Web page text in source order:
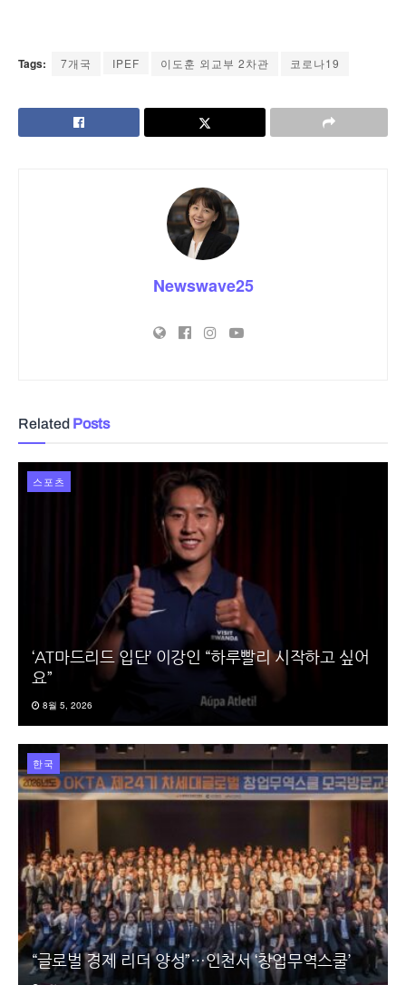
Tags: 7개국 IPEF 이도훈 외교부 2차관 코로나19
Newswave25
Related Posts
스포츠
‘AT마드리드 입단’ 이강인 “하루빨리 시작하고 싶어
요”
8월 5, 2026
한국
“글로벌 경제 리더 양성”…인천서 ‘창업무역스쿨’